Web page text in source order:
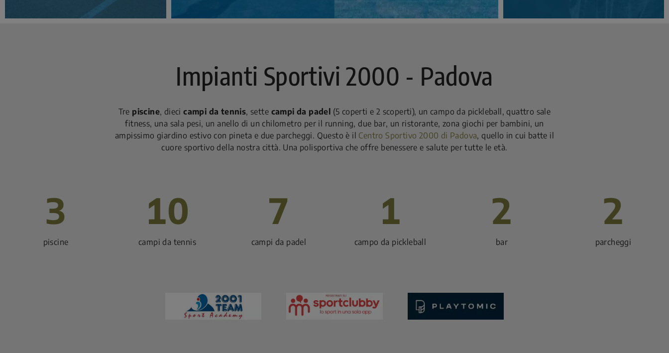
Impianti Sportivi 2000 - Padova
Tre piscine, diecicampi da tennis, sette campi da padel (5 coperti e 2 scoperti), un campo da pickleball, quattro sale
fitness, una sala pesi, un anello di un chilometro per il running, due bar, un ristorante, zona giochi per bambini, un
ampissimo giardino estivo con pineta e due parcheggi. Questo è il Centro Sportivo 2000 di Padova, quello in cui batte il
cuore sportivo della nostra città. Una polisportiva che offre benessere e salute per tutte le età.
3
piscine
10
campi da tennis
7
campi da padel
1
campo da pickleball
2
bar
2
parcheggi